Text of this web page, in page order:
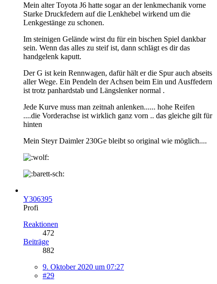
Mein alter Toyota J6 hatte sogar an der lenkmechanik vorne
Starke Druckfedern auf die Lenkhebel wirkend um die
Lenkgestänge zu schonen.
Im steinigen Gelände wirst du für ein bischen Spiel dankbar
sein. Wenn das alles zu steif ist, dann schlägt es dir das
handgelenk kaputt.
Der G ist kein Rennwagen, dafür hält er die Spur auch abseits
aller Wege. Ein Pendeln der Achsen beim Ein und Ausffedern
ist trotz panhardstab und Längslenker normal .
Jede Kurve muss man zeitnah anlenken...... hohe Reifen
....die Vorderachse ist wirklich ganz vorn .. das gleiche gilt für
hinten
Mein Steyr Daimler 230Ge bleibt so original wie möglich....
Y306395
Profi
Reaktionen
472
Beiträge
882
9. Oktober 2020 um 07:27
#29